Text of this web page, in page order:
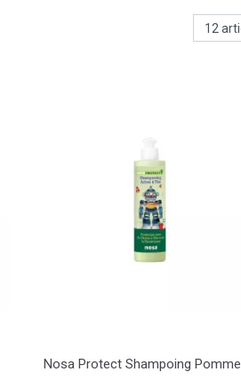
Nosa Protect Shampoing Pomme